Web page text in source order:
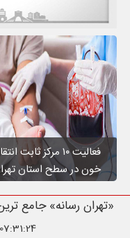
فعالیت ۱۰ مرکز ثابت
خون در سطح استان
«تهران رسانه» جامع
07:31:25